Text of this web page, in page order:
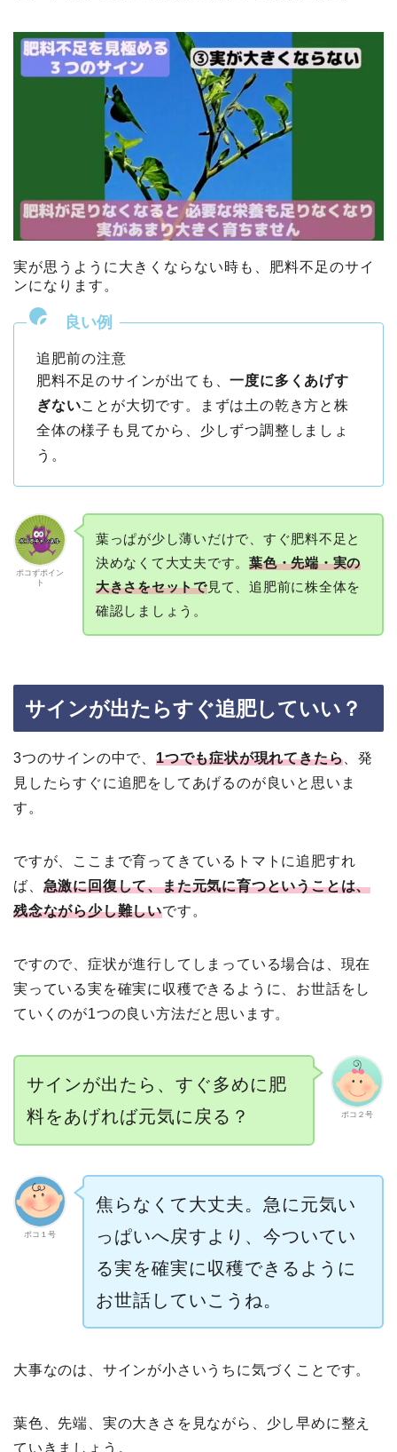
実が思うように大きくならない時も、肥料不足のサイ
ンになります。
追肥前の注意
肥料不足のサインが出ても、一度に多くあげす
ぎないことが大切です。まずは土の乾き方と株
全体の様子も見てから、少しずつ調整しましょ
う。
ポコずポイン
ト
葉っぱが少し薄いだけで、すぐ肥料不足と
決めなくて大丈夫です。葉色・先端・実の
大きさをセットで見て、追肥前に株全体を
確認しましょう。
サインが出たらすぐ追肥していい？
3つのサインの中で、 1つでも症状が現れてきたら 、発
見したらすぐに追肥をしてあげるのが良いと思いま
す。
ですが、ここまで育ってきているトマトに追肥すれ
ば、 急激に回復して、また元気に育つということは、
残念ながら少し難しいです。
ですので、症状が進行してしまっている場合は、現在
実っている実を確実に収穫できるように、お世話をし
ていくのが1つの良い方法だと思います。
ポコ２号
サインが出たら、すぐ多めに肥
料をあげれば元気に戻る？
ポコ１号
焦らなくて大丈夫。急に元気い
っぱいへ戻すより、今ついてい
る実を確実に収穫できるように
お世話していこうね。
大事なのは、サインが小さいうちに気づくことです。
葉色、先端、実の大きさを見ながら、少し早めに整え
ていきましょう。